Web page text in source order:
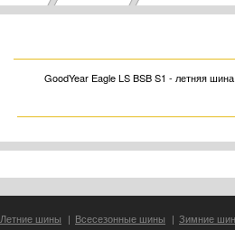
GoodYear Eagle LS BSB S1 - летняя
Летние шины | Всесезонные шины | Зимние